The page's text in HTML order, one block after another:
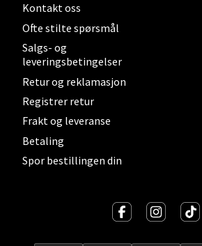
Kontakt oss
Ofte stilte spørsmål
Salgs- og
leveringsbetingelser
Retur og reklamasjon
Registrer retur
Frakt og leveranse
Betaling
Spor bestillingen din
Leirvik - Stord
Torgbakken 2, 5401 Stord
Åpent i dag 10-17
0 i butikk
Oslo - Thon Senter Storo